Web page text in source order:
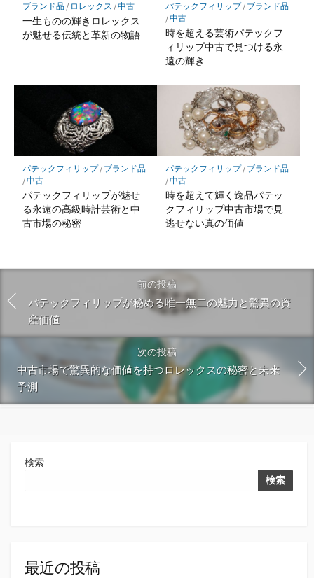
ブランド品/ ロレックス /中古
一生ものの輝きロレックス
が魅せる伝統と革新の物語
パテックフィリップ/ ブランド品
/中古
時を超える芸術パテックフ
ィリップ中古で見つける永
遠の輝き
パテックフィリップ/ ブランド品
/中古
パテックフィリップが魅せ
る永遠の高級時計芸術と中
古市場の秘密
パテックフィリップ/ ブランド品
/中古
時を超えて輝く逸品パテッ
クフィリップ中古市場で見
逃せない真の価値
前の投稿
パテックフィリップが秘める唯一無二の魅力と驚異の資
産価値
次の投稿
中古市場で驚異的な価値を持つロレックスの秘密と未来
予測
検索
検索
最近の投稿